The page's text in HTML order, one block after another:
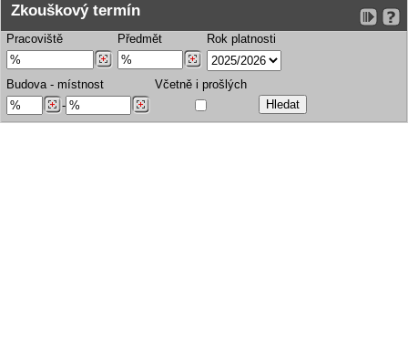
Zkouškový termín
Pracoviště Předmět Rok platnosti
Budova- místnost
-
Včetně i prošlých